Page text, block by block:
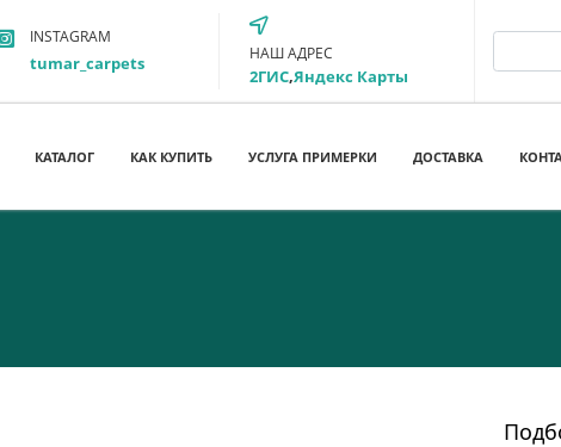
INSTAGRAM
tumar_carpets НАШ АДРЕС
2ГИС,Яндекс Карты
КАТАЛОГ КАК КУПИТЬ УСЛУГА ПРИМЕРКИ ДОСТАВКА